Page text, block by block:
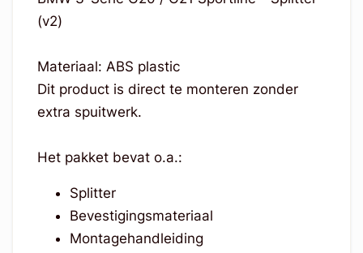
(v2)
Materiaal: ABS plastic
Dit product is direct te monteren zonder
extra spuitwerk.
Het pakket bevat o.a.:
Splitter
Bevestigingsmateriaal
Montagehandleiding